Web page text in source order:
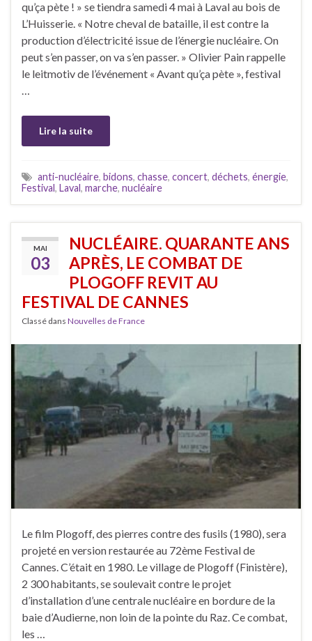
qu’ça pète ! » se tiendra samedi 4 mai à Laval au bois de
L’Huisserie. « Notre cheval de bataille, il est contre la
production d’électricité issue de l’énergie nucléaire. On
peut s’en passer, on va s’en passer. » Olivier Pain rappelle
le leitmotiv de l’événement « Avant qu’ça pète », festival
…
Lire la suite
anti-nucléaire, bidons, chasse, concert, déchets, énergie,
Festival, Laval, marche, nucléaire
MAI
03
NUCLÉAIRE. QUARANTE ANS
APRÈS, LE COMBAT DE
PLOGOFF REVIT AU
FESTIVAL DE CANNES
Classé dans Nouvelles de France
Le film Plogoff, des pierres contre des fusils (1980), sera
projeté en version restaurée au 72ème Festival de
Cannes. C’était en 1980. Le village de Plogoff (Finistère),
2 300 habitants, se soulevait contre le projet
d’installation d’une centrale nucléaire en bordure de la
baie d’Audierne, non loin de la pointe du Raz. Ce combat,
les …